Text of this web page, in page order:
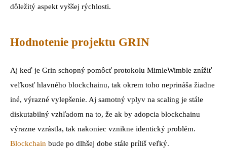
dôležitý aspekt vyššej rýchlosti.
Hodnotenie projektu GRIN
Aj keď je Grin schopný pomôcť protokolu MimleWimble znížiť
veľkosť hlavného blockchainu, tak okrem toho neprináša žiadne
iné, výrazné vylepšenie. Aj samotný vplyv na scaling je stále
diskutabilný vzhľadom na to, že ak by adopcia blockchainu
výrazne vzrástla, tak nakoniec vznikne identický problém.
Blockchain bude po dlhšej dobe stále príliš veľký.